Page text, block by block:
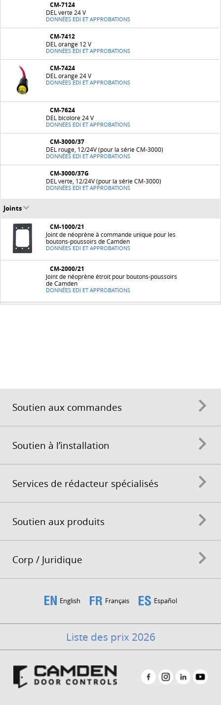
CM-7124
DEL verte 24 V
DONNÉES EDI ET APPROBATIONS
CM-7412
DEL orange 12 V
DONNÉES EDI ET APPROBATIONS
CM-7424
DEL orange 24 V
DONNÉES EDI ET APPROBATIONS
CM-7624
DEL bicolore 24 V
DONNÉES EDI ET APPROBATIONS
CM-3000/37
DEL rouge, 12/24V (pour la série CM-3000)
DONNÉES EDI ET APPROBATIONS
CM-3000/37G
DEL verte, 12/24V (pour la série CM-3000)
DONNÉES EDI ET APPROBATIONS
Joints
CM-1000/21
Joint de néoprène à commande unique pour les
boutons-poussoirs de Camden
DONNÉES EDI ET APPROBATIONS
CM-2000/21
Joint de néoprène étroit pour boutons-poussoirs
de Camden
DONNÉES EDI ET APPROBATIONS
Soutien aux commandes
Soutien à l’installation
Services de rédacteur spécialisés
Soutien aux produits
Corp / Juridique
English Français Español
Liste des prix 2026